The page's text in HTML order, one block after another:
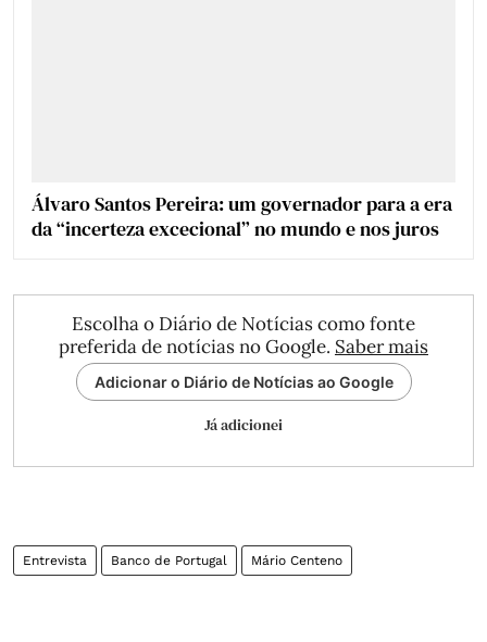
Álvaro Santos Pereira: um governador para a era
da “incerteza excecional” no mundo e nos juros
Escolha o Diário de Notícias como fonte
preferida de notícias no Google. Saber mais
Adicionar o Diário de Notícias ao Google
Já adicionei
Entrevista Banco de Portugal Mário Centeno